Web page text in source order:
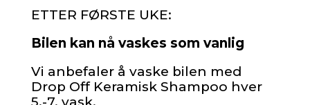
ETTER FØRSTE UKE:
Bilen kan nå vaskes som vanlig
Vi anbefaler å vaske bilen med
Drop Off Keramisk Shampoo hver